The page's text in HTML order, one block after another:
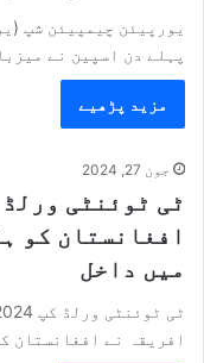
پہلے دن اسپین نے
مزید پڑھیے
جون 27, 2024
ٹی ٹوئنٹی
افغانستان کو
میں داخل
افریقہ نے افغانستان کو 9 وکٹوں سے شکست